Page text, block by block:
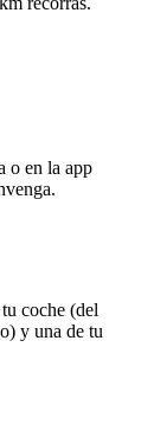
o en la app
coche (del
y una de tu